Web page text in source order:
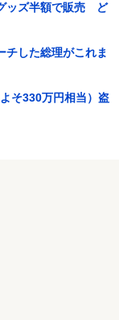
ッズ半額で販売 ど
チした総理がこれま
そ330万円相当）盗